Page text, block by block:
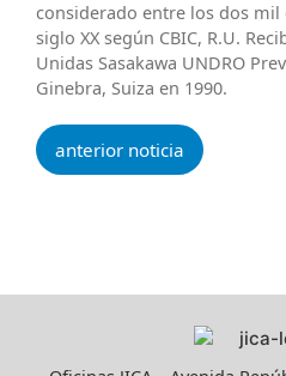
considerado entre los dos
siglo XX según CBIC, R.U.
Unidas Sasakawa UNDRO
Ginebra, Suiza en 1990.
anterior noticia